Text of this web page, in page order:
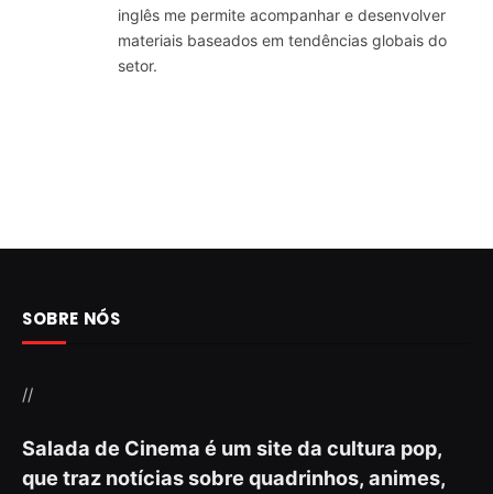
inglês me permite acompanhar e desenvolver
materiais baseados em tendências globais do
setor.
SOBRE NÓS
//
Salada de Cinema é um site da cultura pop,
que traz notícias sobre quadrinhos, animes,